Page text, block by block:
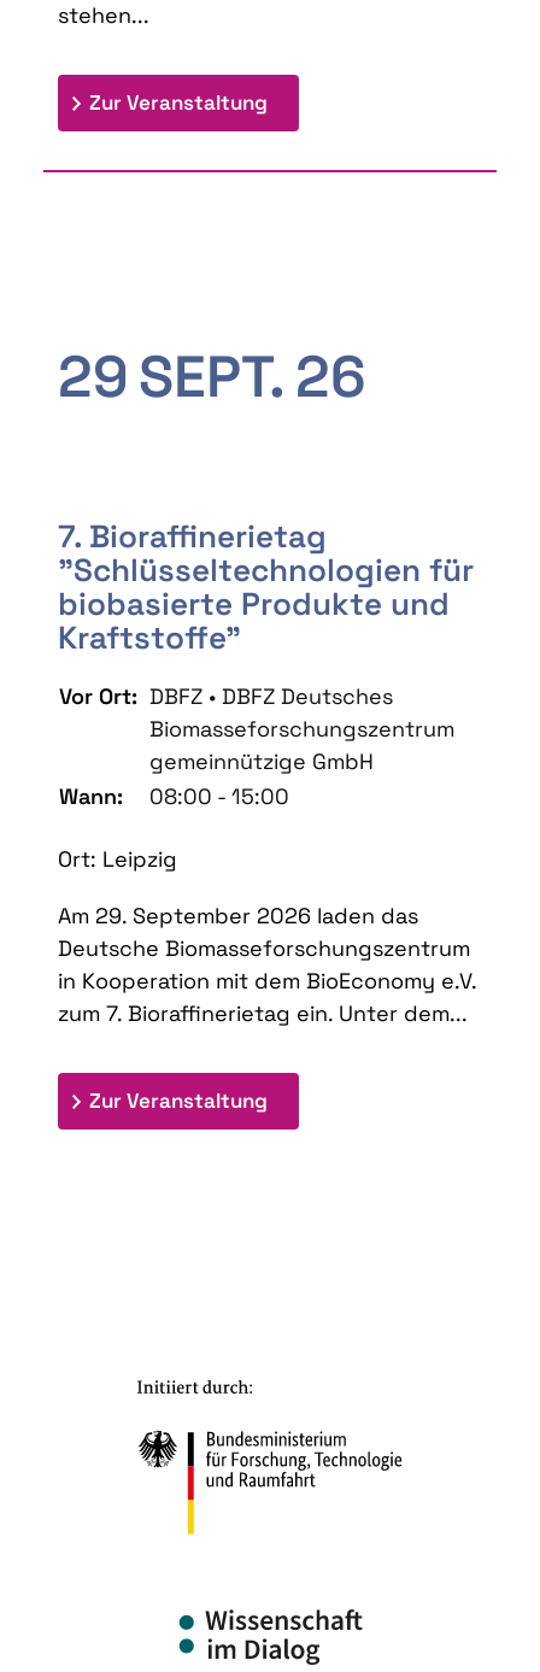
stehen...
Zur Veranstaltung
29SEPT. 26
7. Bioraffinerietag
"Schlüsseltechnologien für
biobasierte Produkte und
Kraftstoffe"
Vor Ort: DBFZ • DBFZ Deutsches
Biomasseforschungszentrum
gemeinnützige GmbH
Wann:
08:00 - 15:00
Ort: Leipzig
Am 29. September 2026 laden das
Deutsche Biomasseforschungszentrum
in Kooperation mit dem BioEconomy e.V.
zum 7. Bioraffinerietag ein. Unter dem...
Zur Veranstaltung